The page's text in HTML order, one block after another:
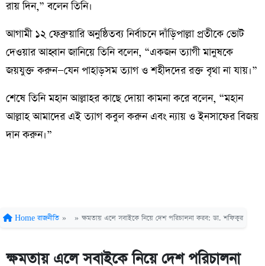
রায় দিন,” বলেন তিনি।
আগামী ১২ ফেব্রুয়ারি অনুষ্ঠিতব্য নির্বাচনে দাঁড়িপাল্লা প্রতীকে ভোট
দেওয়ার আহ্বান জানিয়ে তিনি বলেন, “একজন ত্যাগী মানুষকে
জয়যুক্ত করুন—যেন পাহাড়সম ত্যাগ ও শহীদদের রক্ত বৃথা না যায়।”
শেষে তিনি মহান আল্লাহর কাছে দোয়া কামনা করে বলেন, “মহান
আল্লাহ আমাদের এই ত্যাগ কবুল করুন এবং ন্যায় ও ইনসাফের বিজয়
দান করুন।”
Home রাজনীতি » » ক্ষমতায় এলে সবাইকে নিয়ে দেশ পরিচালনা করব: ডা. শফিকুর
ক্ষমতায় এলে সবাইকে নিয়ে দেশ পরিচালনা